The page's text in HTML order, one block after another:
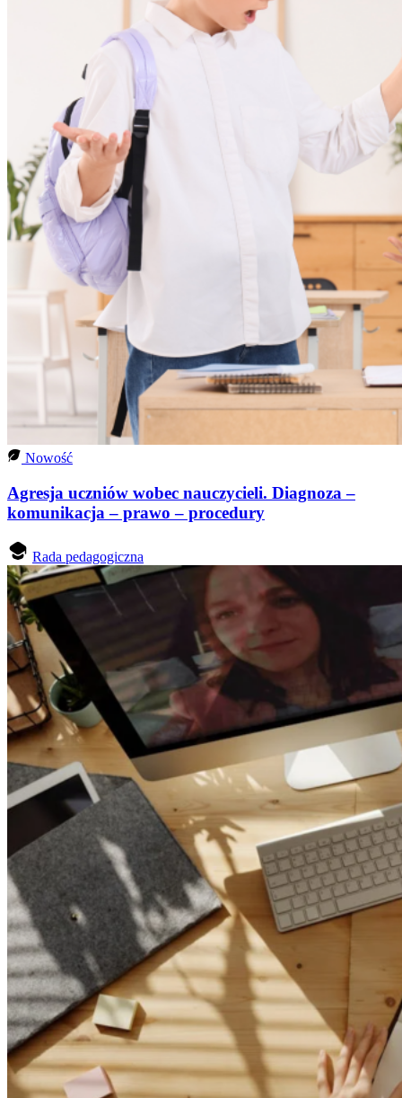
Nowość
Agresja uczniów wobec nauczycieli. Diagnoza –
komunikacja – prawo – procedury
Rada pedagogiczna